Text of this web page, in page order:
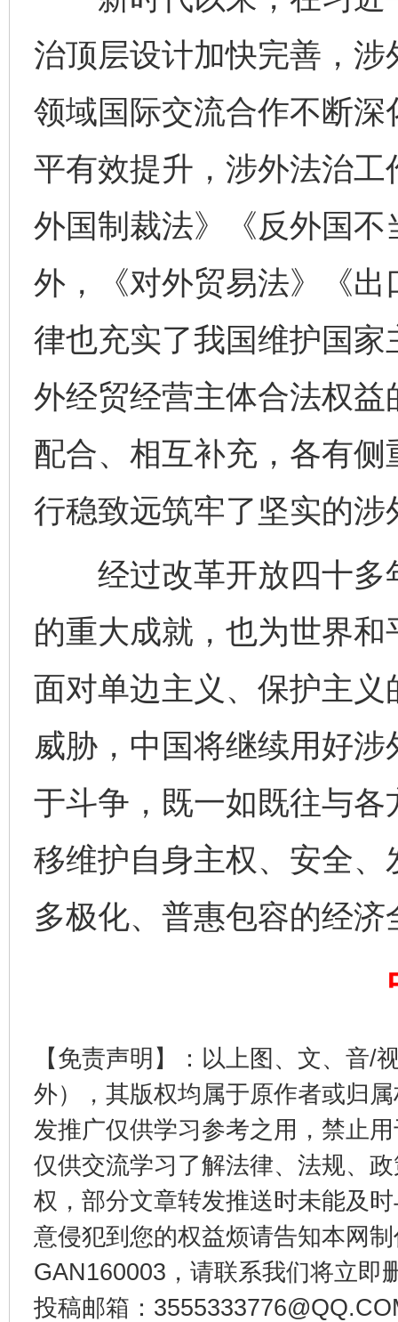
治顶层设计加快完善，
领域国际交流合作不断
平有效提升，涉外法治
外国制裁法》《反外国
外，《对外贸易法》《
律也充实了我国维护国
外经贸经营主体合法权
配合、相互补充，各有
行稳致远筑牢了坚实的涉
经过改革开放四十多
的重大成就，也为世界
面对单边主义、保护主
威胁，中国将继续用好涉
于斗争，既一如既往与
移维护自身主权、安全
多极化、普惠包容的经济
【免责声明】：以上图、文、音/
外），其版权均属于原作者或归
发推广仅供学习参考之用，禁止
仅供交流学习了解法律、法规、
权，部分文章转发推送时未能及
意侵犯到您的权益烦请告知本网
GAN160003，请联系我们将立即
投稿邮箱：
完善运行机制助力责任有效落实 一纸欠
东山县通报“牛蛙产品抗生素超标问题” 法
千年窑火 生生不息 一